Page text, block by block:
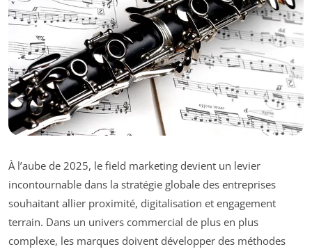
À l’aube de 2025, le field marketing devient un levier
incontournable dans la stratégie globale des entreprises
souhaitant allier proximité, digitalisation et engagement
terrain. Dans un univers commercial de plus en plus
complexe, les marques doivent développer des méthodes